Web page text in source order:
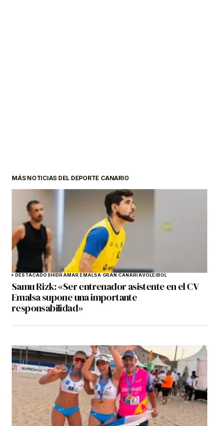
MÁS NOTICIAS DEL DEPORTE CANARIO
DESTACADOSHIDRAMAR EMALSA GRAN CANARIAVOLEIBOL
Samu Rizk: «Ser entrenador asistente en el CV
Emalsa supone una importante
responsabilidad»